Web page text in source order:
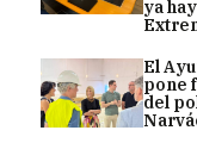
ya
El
pone
del